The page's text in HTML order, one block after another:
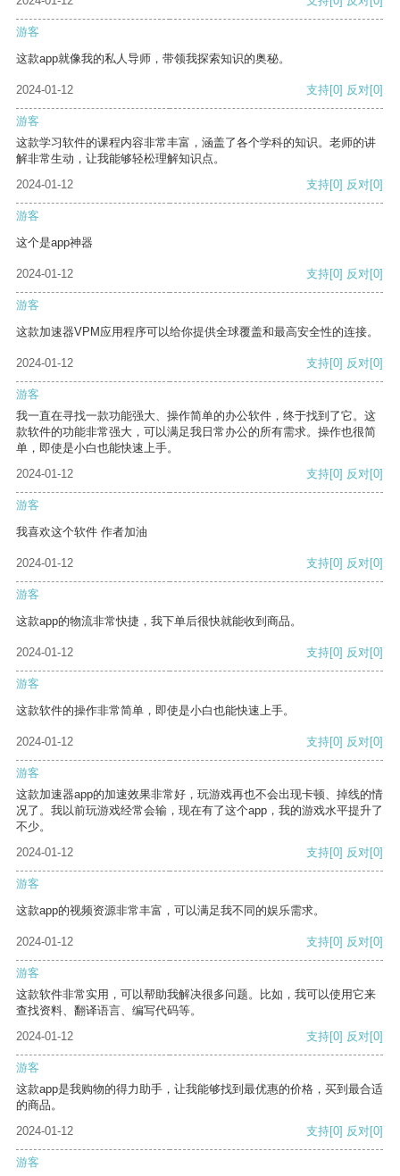
游客
这款app就像我的私人导师，带领我探索知识的奥秘。
2024-01-12 支持[0] 反对[0]
游客
这款学习软件的课程内容非常丰富，涵盖了各个学科的知识。老师的讲
解非常生动，让我能够轻松理解知识点。
2024-01-12
支持[0] 反对[0]
游客
这个是app神器
2024-01-12 支持[0] 反对[0]
游客
这款加速器VPM应用程序可以给你提供全球覆盖和最高安全性的连接。
2024-01-12 支持[0] 反对[0]
游客
我一直在寻找一款功能强大、操作简单的办公软件，终于找到了它。这
款软件的功能非常强大，可以满足我日常办公的所有需求。操作也很简
单，即使是小白也能快速上手。
2024-01-12
支持[0] 反对[0]
游客
我喜欢这个软件 作者加油
2024-01-12 支持[0] 反对[0]
游客
这款app的物流非常快捷，我下单后很快就能收到商品。
2024-01-12 支持[0] 反对[0]
游客
这款软件的操作非常简单，即使是小白也能快速上手。
2024-01-12 支持[0] 反对[0]
游客
这款加速器app的加速效果非常好，玩游戏再也不会出现卡顿、掉线的情
况了。我以前玩游戏经常会输，现在有了这个app，我的游戏水平提升了
不少。
2024-01-12
支持[0] 反对[0]
游客
这款app的视频资源非常丰富，可以满足我不同的娱乐需求。
2024-01-12 支持[0] 反对[0]
游客
这款软件非常实用，可以帮助我解决很多问题。比如，我可以使用它来
查找资料、翻译语言、编写代码等。
2024-01-12
支持[0] 反对[0]
游客
这款app是我购物的得力助手，让我能够找到最优惠的价格，买到最合适
的商品。
2024-01-12
支持[0] 反对[0]
游客